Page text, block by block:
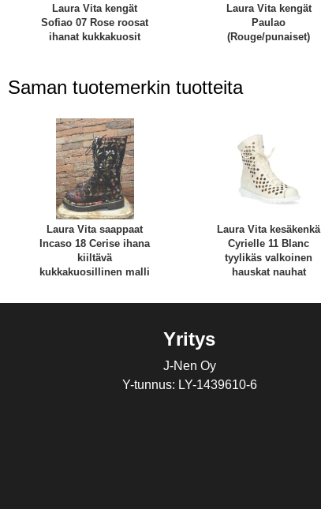
Laura Vita kengät
Sofiao 07 Rose roosat
ihanat kukkakuosit
Laura Vita kengät
Paulao
(Rouge/punaiset)
Saman tuotemerkin tuotteita
Laura Vita saappaat
Incaso 18 Cerise ihana
kiiltävä
kukkakuosillinen malli
Laura Vita kesäkenkä
Cyrielle 11 Blanc
tyylikäs valkoinen
hauskat nauhat
Yritys
J-Nen Oy
Y-tunnus: LY-1439610-6